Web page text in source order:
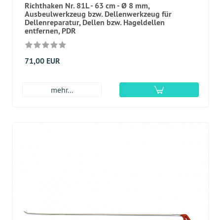
Richthaken Nr. 81L - 63 cm - Ø 8 mm,
Ausbeulwerkzeug bzw. Dellenwerkzeug für
Dellenreparatur, Dellen bzw. Hageldellen
entfernen, PDR
71,00 EUR
mehr...